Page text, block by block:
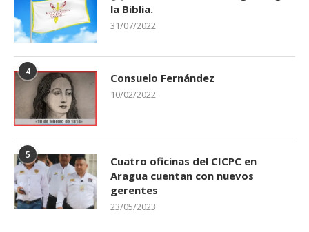
la Biblia.
31/07/2022
4 Consuelo Fernández
10/02/2022
5
Cuatro oficinas del CICPC en
Aragua cuentan con nuevos
gerentes
23/05/2023